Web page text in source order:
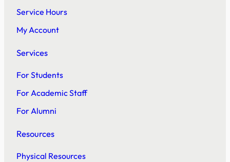
Service Hours
My Account
Services
For Students
For Academic Staff
For Alumni
Resources
Physical Resources